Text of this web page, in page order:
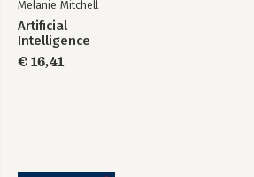
Melanie Mitchell
Artificial
Intelligence
€ 16,41